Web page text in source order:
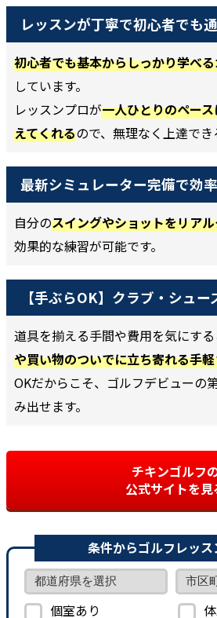
レッスンが丁寧で初心者でも
初心者でも基本からしっかり学べ
しています。
レッスンプロが一人ひとりのペー
えてくれるので、無理なく上達でき
最新シミュレーター完備で効
自分のスイングやショットをリア
効果的な練習が可能です。
【手ぶらOK】クラブ・シュ
道具を揃える手間や費用を気にする
や買い物のついでに立ち寄れる手
OKだからこそ、ゴルフデビューの
み出せます。
チキンゴルフ
公式サイトを見
条件からゴルフレッス
個室あり